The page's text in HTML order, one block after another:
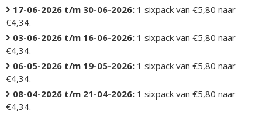
17-06-2026 t/m 30-06-2026: 1 sixpack van €5,80 naar
€4,34.
03-06-2026 t/m 16-06-2026: 1 sixpack van €5,80 naar
€4,34.
06-05-2026 t/m 19-05-2026: 1 sixpack van €5,80 naar
€4,34.
08-04-2026 t/m 21-04-2026: 1 sixpack van €5,80 naar
€4,34.